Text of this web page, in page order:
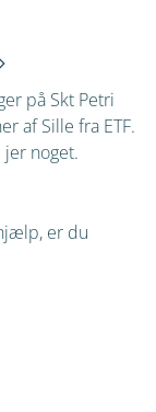
på Skt Petri
af Sille fra ETF.
jer noget.
er du